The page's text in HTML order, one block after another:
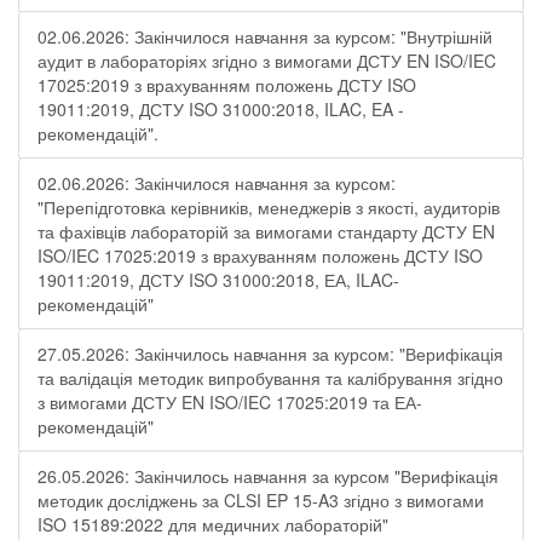
02.06.2026: Закінчилося навчання за курсом: "Внутрішній
аудит в лабораторіях згідно з вимогами ДСТУ EN ISO/IEC
17025:2019 з врахуванням положень ДСТУ ISO
19011:2019, ДСТУ ISO 31000:2018, ILAC, EA -
рекомендацій".
02.06.2026: Закінчилося навчання за курсом:
"Перепідготовка керівників, менеджерів з якості, аудиторів
та фахівців лабораторій за вимогами стандарту ДСТУ EN
ISO/IEC 17025:2019 з врахуванням положень ДСТУ ISO
19011:2019, ДСТУ ISO 31000:2018, ЕА, ILAC-
рекомендацій"
27.05.2026: Закінчилось навчання за курсом: "Верифікація
та валідація методик випробування та калібрування згідно
з вимогами ДСТУ EN ISO/IEC 17025:2019 та ЕА-
рекомендацій"
26.05.2026: Закінчилось навчання за курсом "Верифікація
методик досліджень за CLSI EP 15-A3 згідно з вимогами
ISO 15189:2022 для медичних лабораторій"